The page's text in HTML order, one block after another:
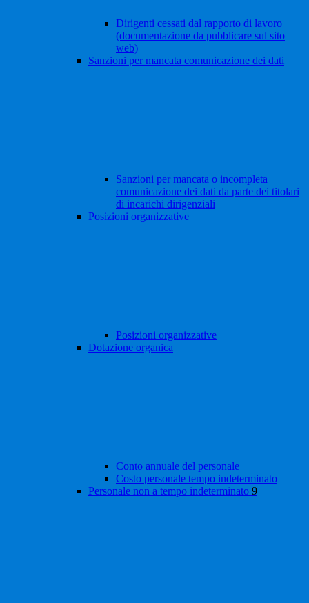
Dirigenti cessati dal rapporto di lavoro
(documentazione da pubblicare sul sito
web)
Sanzioni per mancata comunicazione dei dati
Sanzioni per mancata o incompleta
comunicazione dei dati da parte dei titolari
di incarichi dirigenziali
Posizioni organizzative
Posizioni organizzative
Dotazione organica
Conto annuale del personale
Costo personale tempo indeterminato
Personale non a tempo indeterminato 9